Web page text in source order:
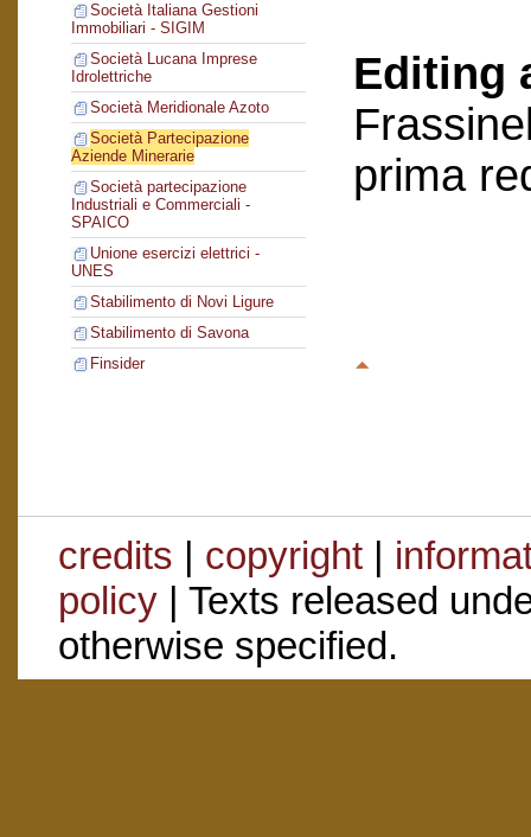
Società Italiana Gestioni
Immobiliari - SIGIM
Società Lucana Imprese
Idrolettriche
Società Meridionale Azoto
Società Partecipazione
Aziende Minerarie
Società partecipazione
Industriali e Commerciali -
SPAICO
Unione esercizi elettrici -
UNES
Stabilimento di Novi Ligure
Stabilimento di Savona
Finsider
Editing
prima
credits | copyright|
policy| Texts released
otherwise specified.